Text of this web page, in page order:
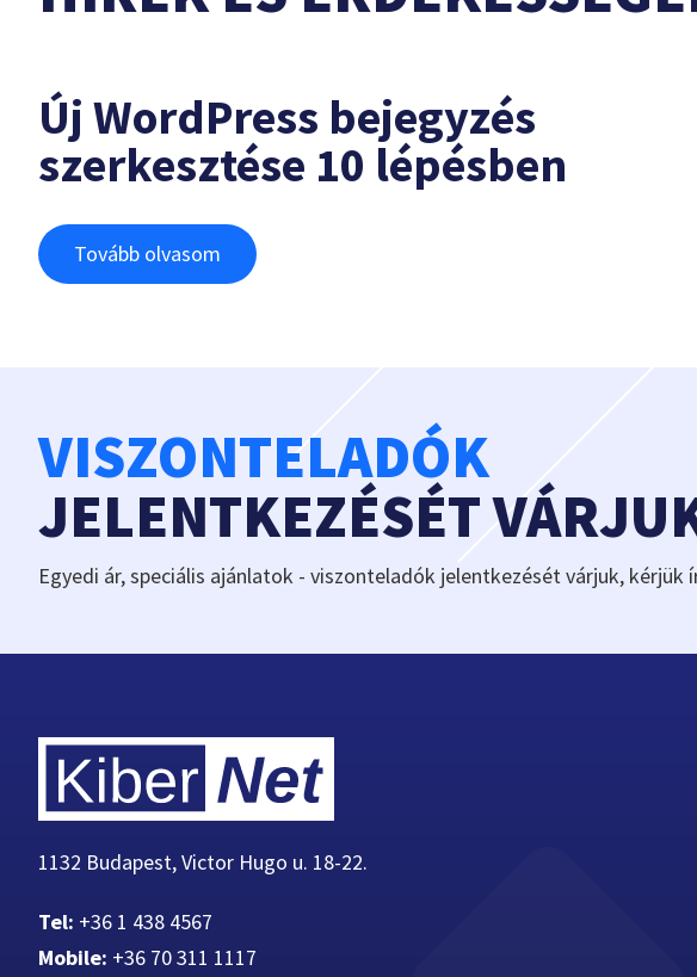
Új WordPress bejegyzés
szerkesztése 10 lépésben
Tovább olvasom
VISZONTELADÓK
JELENTKEZÉSÉT
Egyedi ár, speciális ajánlatok - viszonteladók jelentkezését várjuk, kérjük
1132 Budapest, Victor Hugo u. 18-22.
Tel: +36 1 438 4567
Mobile: +36 70 311 1117